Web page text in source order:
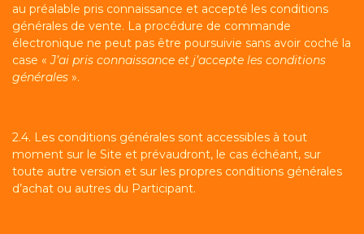
au préalable pris connaissance et accepté les conditions
générales de vente. La procédure de commande
électronique ne peut pas être poursuivie sans avoir coché la
case «J’ai pris connaissance et j’accepte les conditions
générales ».
2.4. Les conditions générales sont accessibles à tout
moment sur le Site et prévaudront, le cas échéant, sur
toute autre version et sur les propres conditions générales
d’achat ou autres du Participant.